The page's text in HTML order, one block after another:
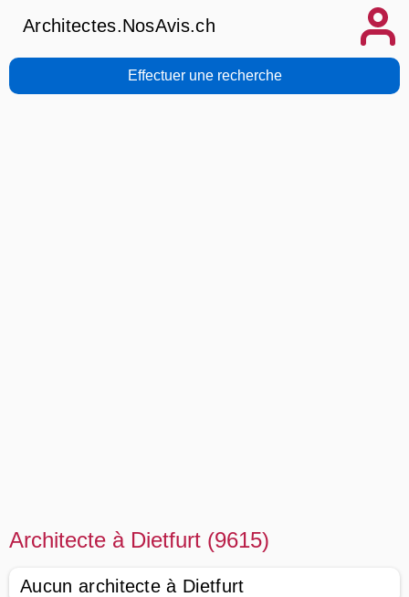
Architectes.NosAvis.ch
Effectuer une recherche
Architecte à Dietfurt (9615)
Aucun architecte à Dietfurt